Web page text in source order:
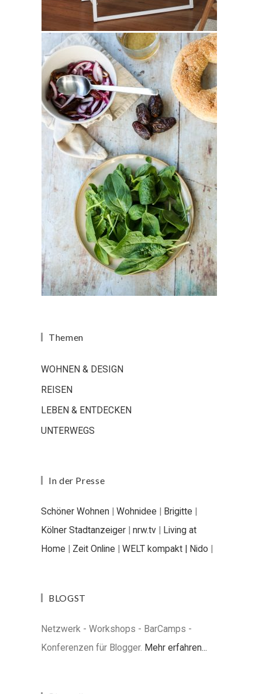
Themen
WOHNEN & DESIGN
REISEN
LEBEN & ENTDECKEN
UNTERWEGS
In der Presse
Schöner Wohnen | Wohnidee | Brigitte |
Kölner Stadtanzeiger | nrw.tv | Living at
Home | Zeit Online | WELT kompakt | Nido |
BLOGST
Netzwerk - Workshops - BarCamps -
Konferenzen für Blogger. Mehr erfahren...